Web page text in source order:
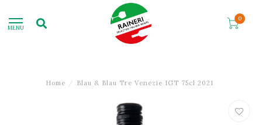
MENU
0
Home / Blau & Blau Tre Venezie IGT 75cl 2021